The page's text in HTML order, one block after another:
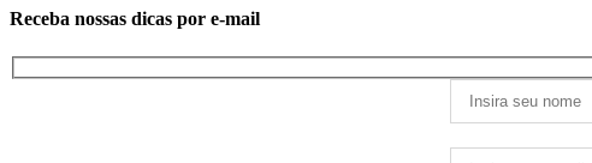
Receba nossas dicas por e-mail